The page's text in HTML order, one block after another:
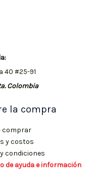
40 #25-91
Colombia
la compra
comprar
y costos
condiciones
de ayuda e información